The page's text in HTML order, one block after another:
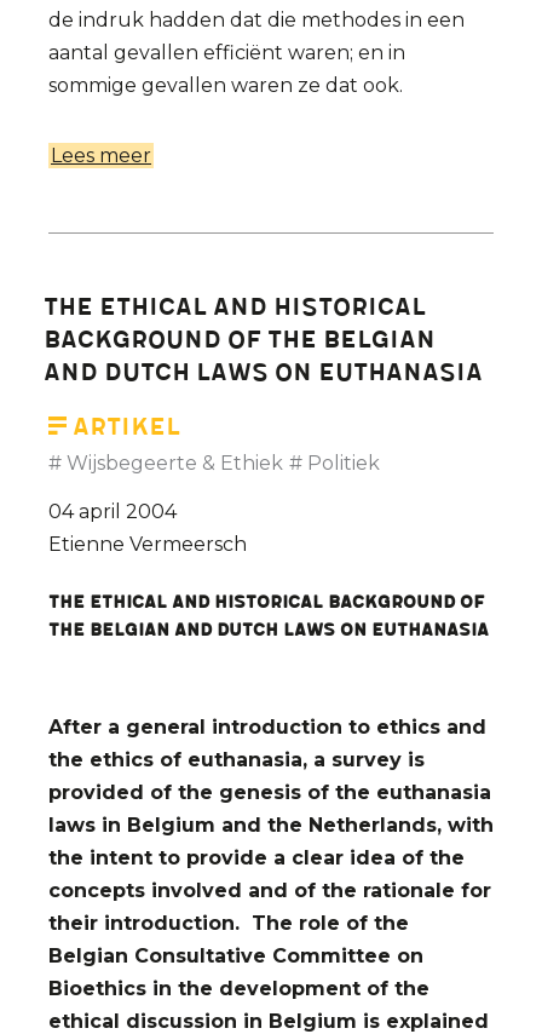
de indruk hadden dat die methodes in een
aantal gevallen efficiënt waren; en in
sommige gevallen waren ze dat ook.
Lees meer
geneeswijzen'
niet
deugen
The ethical and historical
background of the Belgian
and Dutch laws on euthanasia
Artikel
Wijsbegeerte & Ethiek Politiek
04 april 2004
Etienne Vermeersch
The ethical and historical background of
the Belgian and Dutch laws on euthanasia
After a general introduction to ethics and
the ethics of euthanasia, a survey is
provided of the genesis of the euthanasia
laws in Belgium and the Netherlands, with
the intent to provide a clear idea of the
concepts involved and of the rationale for
their introduction. The role of the
Belgian Consultative Committee on
Bioethics in the development of the
ethical discussion in Belgium is explained